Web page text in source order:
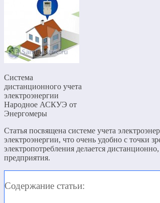
Система
дистанционного учета
электроэнергии
Народное АСКУЭ от
Энергомеры
Статья посвящена системе учета
электроэнергии, что очень удобно с точки
электропотребления делается
предприятия.
Содержание статьи: